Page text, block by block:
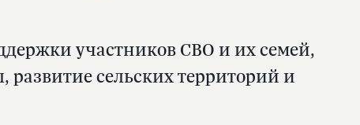
участников СВО и их семей,
сельских территорий и